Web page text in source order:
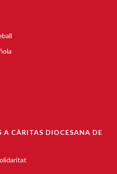
A CÀRITAS DIOCESANA DE